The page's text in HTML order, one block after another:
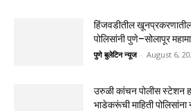
हिंजवडीतील
पोलिसांनी पुणे–सोलापूर
पुणे बुलेटिन न्यूज - August 6,
उरुळी कांचन पोलीस स्टेशन
भाडेकरूंची माहिती